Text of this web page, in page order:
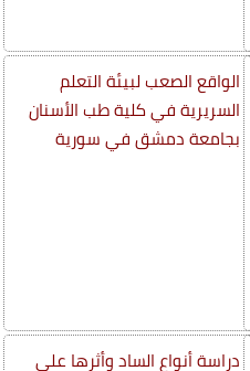
الواقع الصعب لبيئة التعلم
السريرية في كلية طب الأسنان
بجامعة دمشق في سورية
دراسة أنواع الساد وأثرها على